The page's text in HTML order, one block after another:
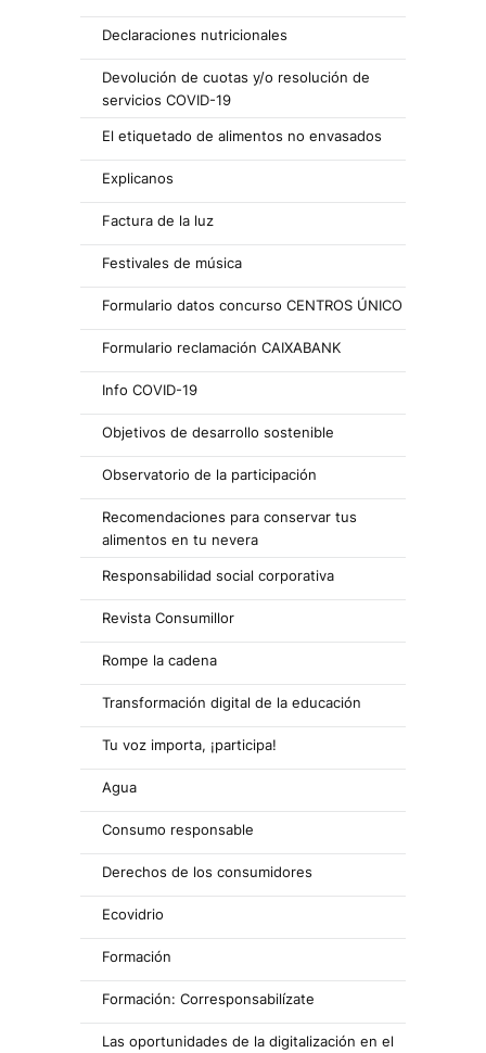
Declaraciones nutricionales
Devolución de cuotas y/o resolución de
servicios COVID-19
El etiquetado de alimentos no envasados
Explicanos
Factura de la luz
Festivales de música
Formulario datos concurso CENTROS ÚNICO
Formulario reclamación CAIXABANK
Info COVID-19
Objetivos de desarrollo sostenible
Observatorio de la participación
Recomendaciones para conservar tus
alimentos en tu nevera
Responsabilidad social corporativa
Revista Consumillor
Rompe la cadena
Transformación digital de la educación
Tu voz importa, ¡participa!
Agua
Consumo responsable
Derechos de los consumidores
Ecovidrio
Formación
Formación: Corresponsabilízate
Las oportunidades de la digitalización en el